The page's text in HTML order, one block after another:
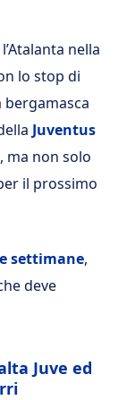
nella
lo stop di
Juventus
ma non solo
il prossimo
settimane,
deve
Juve ed